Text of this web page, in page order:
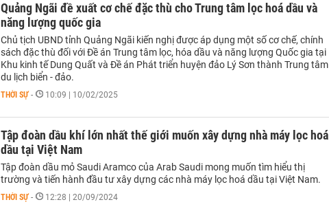
Quảng Ngãi đề xuất cơ chế đặc thù cho Trung tâm lọc hoá dầu và
năng lượng quốc gia
Chủ tịch UBND tỉnh Quảng Ngãi kiến nghị được áp dụng một số cơ chế, chính
sách đặc thù đối với Đề án Trung tâm lọc, hóa dầu và năng lượng Quốc gia tại
Khu kinh tế Dung Quất và Đề án Phát triển huyện đảo Lý Sơn thành Trung tâm
du lịch biển - đảo.
THỜI SỰ - 10:09 | 10/02/2025
Tập đoàn dầu khí lớn nhất thế giới muốn xây dựng nhà máy lọc hoá
dầu tại Việt Nam
Tập đoàn dầu mỏ Saudi Aramco của Arab Saudi mong muốn tìm hiểu thị
trường và tiến hành đầu tư xây dựng các nhà máy lọc hoá dầu tại Việt Nam.
THỜI SỰ - 12:28 | 20/09/2024